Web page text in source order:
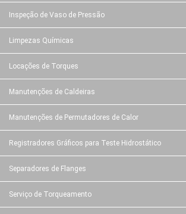
Inspeção de Vaso de Pressão
Limpezas Químicas
Locações de Torques
Manutenções de Caldeiras
Manutenções de Permutadores de Calor
Registradores Gráficos para Teste Hidrostático
Separadores de Flanges
Serviço de Torqueamento